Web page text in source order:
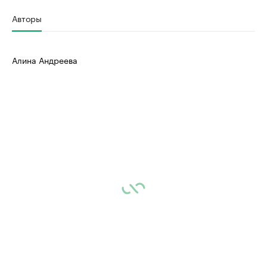
Авторы
Алина Андреева